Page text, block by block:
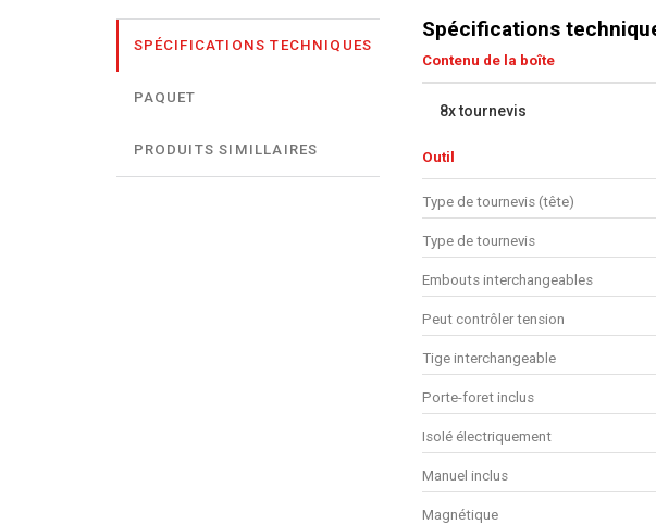
SPÉCIFICATIONS TECHNIQUES
PAQUET
PRODUITS SIMILLAIRES
Spécifications
Contenu de la boîte
8x tournevis
Outil
Type de tournevis (tête)
Type de tournevis
Embouts interchangeables
Peut contrôler tension
Tige interchangeable
Porte-foret inclus
Isolé électriquement
Manuel inclus
Magnétique